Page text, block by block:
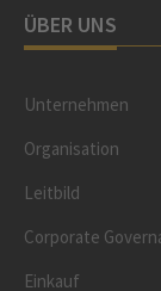
ÜBER UNS
Unternehmen
Organisation
Leitbild
Corporate
Einkauf